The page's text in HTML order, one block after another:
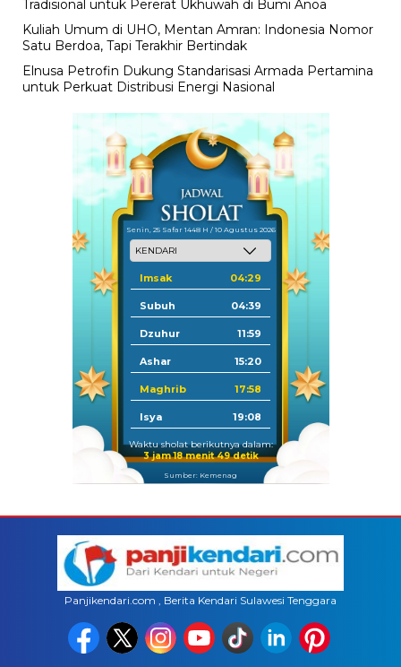
Tradisional untuk Pererat Ukhuwah di Bumi Anoa
Kuliah Umum di UHO, Mentan Amran: Indonesia Nomor
Satu Berdoa, Tapi Terakhir Bertindak
Elnusa Petrofin Dukung Standarisasi Armada Pertamina
untuk Perkuat Distribusi Energi Nasional
Senin, 25 Safar 1448 H / 10 Agustus 2026
Imsak 04:29
Subuh 04:39
Dzuhur 11:59
Ashar 15:20
Maghrib 17:58
Isya 19:08
Waktu sholat berikutnya dalam:
3 jam 18 menit 49 detik
Sumber: Kemenag
Panjikendari.com , Berita Kendari Sulawesi Tenggara